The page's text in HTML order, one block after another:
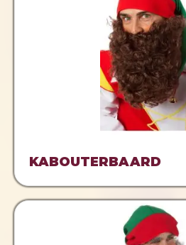
KABOUTERBAARD